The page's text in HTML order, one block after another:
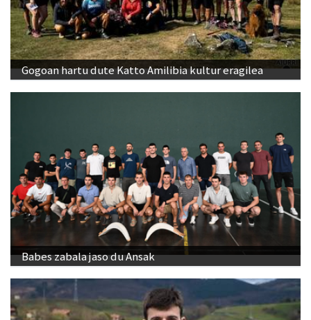
Gogoan hartu dute Katto Amilibia kultur eragilea
Babes zabala jaso du Ansak